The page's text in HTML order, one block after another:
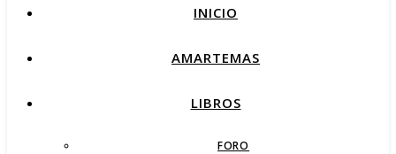
INICIO
AMARTEMAS
LIBROS
FORO